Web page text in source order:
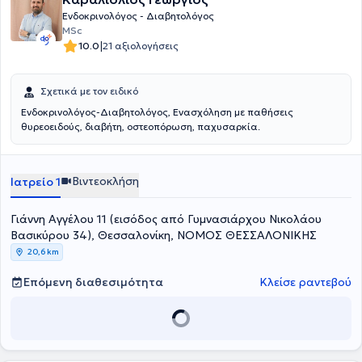
Ενδοκρινολόγος - Διαβητολόγος
MSc
10.0|21 αξιολογήσεις
Σχετικά με τον ειδικό
Ενδοκρινολόγος-Διαβητολόγος, Ενασχόληση με παθήσεις
θυρεοειδούς, διαβήτη, οστεοπόρωση, παχυσαρκία.
Ιατρείο 1 Βιντεοκλήση
Γιάννη Αγγέλου 11 (εισόδος από Γυμνασιάρχου Νικολάου
Βασικύρου 34), Θεσσαλονίκη, ΝΟΜΟΣ ΘΕΣΣΑΛΟΝΙΚΗΣ
20,6 km
Επόμενη διαθεσιμότητα Κλείσε ραντεβού